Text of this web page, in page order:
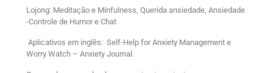
Lojong: Meditação e Minfulness, Querida ansiedade, Ansiedade
-Controle de Humor e Chat
Aplicativos em inglês: Self-Help for Anxiety Management e
Worry Watch – Anxiety Journal.